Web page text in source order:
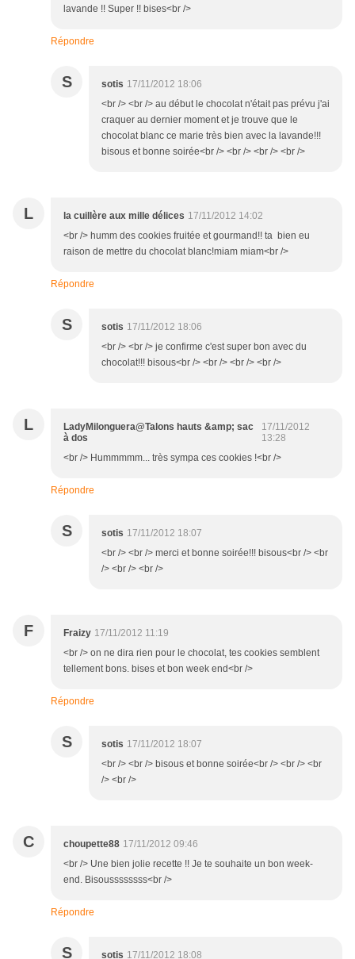
lavande !! Super !! bises<br />
Répondre
S sotis 17/11/2012 18:06
<br /> <br /> au début le chocolat n'était pas prévu j'ai
craquer au dernier moment et je trouve que le
chocolat blanc ce marie très bien avec la lavande!!!
bisous et bonne soirée<br /> <br /> <br /> <br />
L la cuillère aux mille délices 17/11/2012 14:02
<br /> humm des cookies fruitée et gourmand!! ta bien eu
raison de mettre du chocolat blanc!miam miam<br />
Répondre
S sotis 17/11/2012 18:06
<br /> <br /> je confirme c'est super bon avec du
chocolat!!! bisous<br /> <br /> <br /> <br />
L
LadyMilonguera@Talons hauts &amp; sac
à dos
17/11/2012
13:28
<br /> Hummmmm... très sympa ces cookies !<br />
Répondre
S sotis 17/11/2012 18:07
<br /> <br /> merci et bonne soirée!!! bisous<br /> <br
/> <br /> <br />
F Fraizy 17/11/2012 11:19
<br /> on ne dira rien pour le chocolat, tes cookies semblent
tellement bons. bises et bon week end<br />
Répondre
S sotis 17/11/2012 18:07
<br /> <br /> bisous et bonne soirée<br /> <br /> <br
/> <br />
C choupette88 17/11/2012 09:46
<br /> Une bien jolie recette !! Je te souhaite un bon week-
end. Bisoussssssss<br />
Répondre
S sotis 17/11/2012 18:08